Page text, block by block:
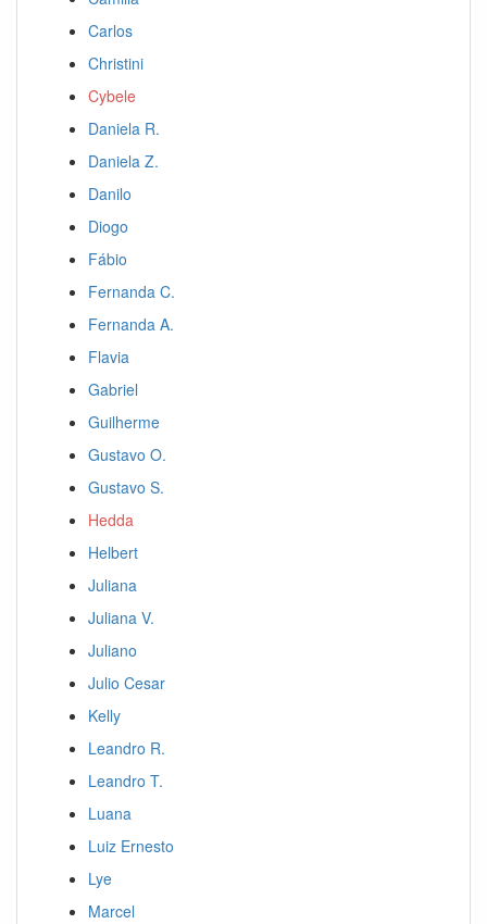
Carlos
Christini
Cybele
Daniela R.
Daniela Z.
Danilo
Diogo
Fábio
Fernanda C.
Fernanda A.
Flavia
Gabriel
Guilherme
Gustavo O.
Gustavo S.
Hedda
Helbert
Juliana
Juliana V.
Juliano
Julio Cesar
Kelly
Leandro R.
Leandro T.
Luana
Luiz Ernesto
Lye
Marcel